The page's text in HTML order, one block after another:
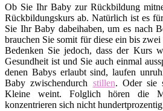
Ob Sie Ihr Baby zur Rückbildung
Rückbildungskurs ab. Natürlich ist es
Sie Ihr Baby dabeihaben, um es nach
brauchen Sie somit für diese ein bis
Bedenken Sie jedoch, dass der Kurs
Gesundheit ist und Sie auch einmal
denen Babys erlaubt sind, laufen
Baby zwischendurch stillen. Oder sie
Kleine weint. Folglich hören die
konzentrieren sich nicht